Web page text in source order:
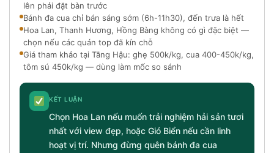
lên phải đặt bàn trước
Bánh đa cua chỉ bán sáng sớm (6h-11h30), đến trưa là hết
Hoa Lan, Thanh Hương, Hồng Bàng không có gì đặc biệt —
chọn nếu các quán top đã kín chỗ
Giá tham khảo tại Tằng Hậu: ghẹ 500k/kg, cua 400-450k/kg,
tôm sú 450k/kg — dùng làm mốc so sánh
KẾT LUẬN
Chọn Hoa Lan nếu muốn trải nghiệm hải sản tươi
nhất với view đẹp, hoặc Gió Biển nếu cần linh
hoạt vị trí. Nhưng đừng quên bánh đa cua